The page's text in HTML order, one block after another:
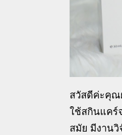
สวัสดีค่ะคุณ
ใช้สกินแคร์
สมัย มีงาน